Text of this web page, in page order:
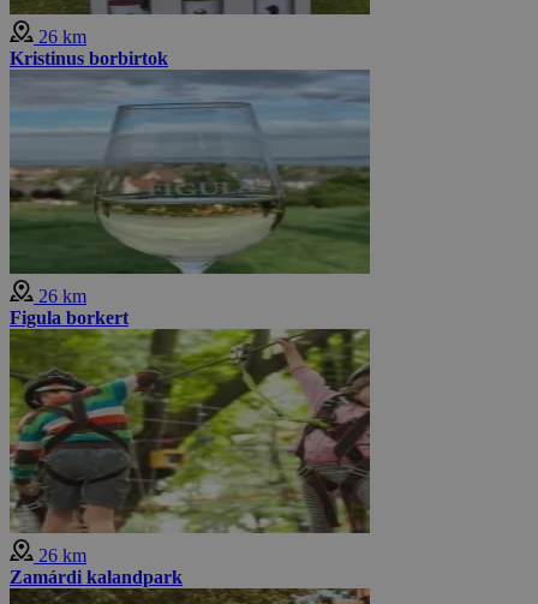
26 km
Kristinus borbirtok
26 km
Figula borkert
26 km
Zamárdi kalandpark